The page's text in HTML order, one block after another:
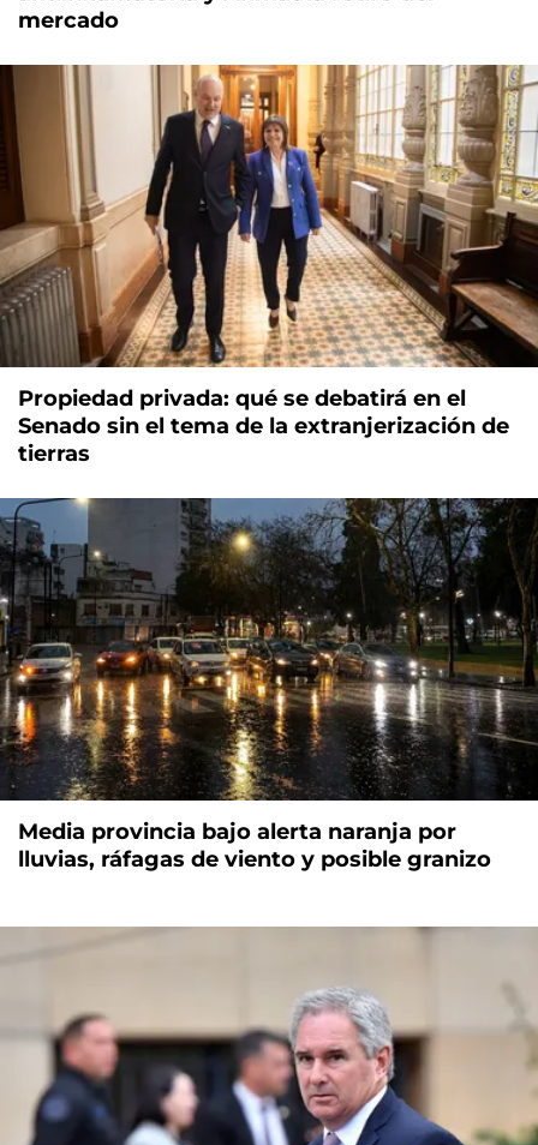
mercado
Propiedad privada: qué se debatirá en el
Senado sin el tema de la extranjerización de
tierras
Media provincia bajo alerta naranja por
lluvias, ráfagas de viento y posible granizo